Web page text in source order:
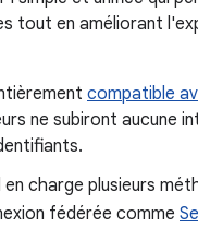
tout en améliorant
compatible
ne subiront aucune
charge plusieurs
fédérée comme